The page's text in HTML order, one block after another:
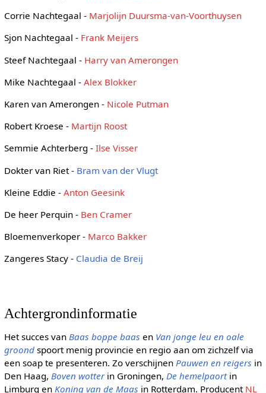
Corrie Nachtegaal - Marjolijn Duursma-van-Voorthuysen
Sjon Nachtegaal - Frank Meijers
Steef Nachtegaal - Harry van Amerongen
Mike Nachtegaal - Alex Blokker
Karen van Amerongen - Nicole Putman
Robert Kroese - Martijn Roost
Semmie Achterberg - Ilse Visser
Dokter van Riet - Bram van der Vlugt
Kleine Eddie - Anton Geesink
De heer Perquin - Ben Cramer
Bloemenverkoper - Marco Bakker
Zangeres Stacy - Claudia de Breij
Achtergrondinformatie
Het succes van Baas boppe baas en Van jonge leu en oale
groondspoort menig provincie en regio aan om zichzelf via
een soap te presenteren. Zo verschijnen Pauwen en reigers in
Den Haag, Boven wotterin Groningen, De hemelpaortin
Limburg en Koning van de Maas in Rotterdam. Producent NL